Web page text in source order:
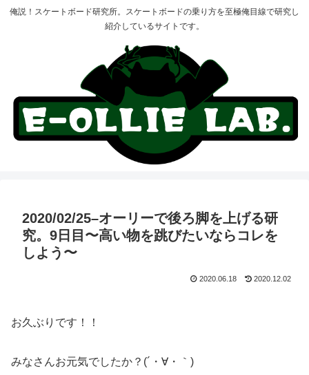
俺説！スケートボード研究所。スケートボードの乗り方を至極俺目線で研究し
紹介しているサイトです。
2020/02/25–オーリーで後ろ脚を上げる研
究。9日目〜高い物を跳びたいならコレを
しよう〜
2020.06.18 2020.12.02
お久ぶりです！！
みなさんお元気でしたか？(´・∀・｀)